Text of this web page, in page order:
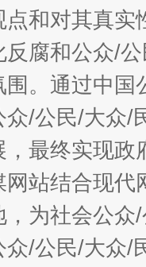
和对其真实
反腐和公众/
。通过中
/公民/大众/
，最终实现
站结合现
为社会公
/公民/大众/